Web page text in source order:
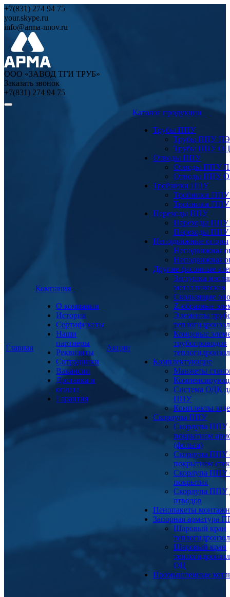
+7(831) 274 94 75
your.skype.ru
info@arma-nnov.ru
ООО «ЗАВОД ТГИ ТРУБ»
Заказать звонок
+7(831) 274 94 75
Главная
Компания
О компании
История
Сертификаты
Наши
партнеры
Реквизиты
Сотрудники
Вакансии
Доставка и
оплата
Гарантия
Акции
Каталог продукции
Трубы ППУ
Трубы ППУ ПЭ
Трубы ППУ ОЦ
Отводы ППУ
Отводы ППУ
Отводы ППУ
Тройники ППУ
Тройники
Тройники
Переходы ППУ
Переходы
Переходы
Неподвижные опоры
Неподвижная
Неподвижная
Другие фасонные
Заглушка
металлическая
Скользящие
Z-образные
Элементы
Концевые
трубопроводов
Комплектующие
Манжеты
Система ОДК
ППУ
Комплекты
Скорлупа ППУ
Скорлупа ППУ
покрытием
(фольга)
Скорлупа ППУ
покрытием
Скорлупа ППУ
покрытия
Скорлупа ППУ
отводов
Пенопакеты
Запорная арматура
Шаровый кран
Шаровый кран
ОЦ
Промышленные